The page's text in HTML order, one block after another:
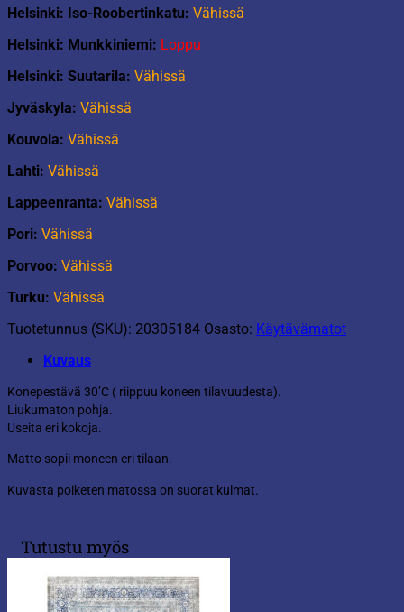
Helsinki: Iso-Roobertinkatu: Vähissä
Helsinki: Munkkiniemi: Loppu
Helsinki: Suutarila: Vähissä
Jyväskyla: Vähissä
Kouvola: Vähissä
Lahti: Vähissä
Lappeenranta: Vähissä
Pori: Vähissä
Porvoo: Vähissä
Turku: Vähissä
Tuotetunnus (SKU): 20305184 Osasto: Käytävämatot
Kuvaus
Konepestävä 30’C ( riippuu koneen tilavuudesta).
Liukumaton pohja.
Useita eri kokoja.
Matto sopii moneen eri tilaan.
Kuvasta poiketen matossa on suorat kulmat.
Tutustu myös